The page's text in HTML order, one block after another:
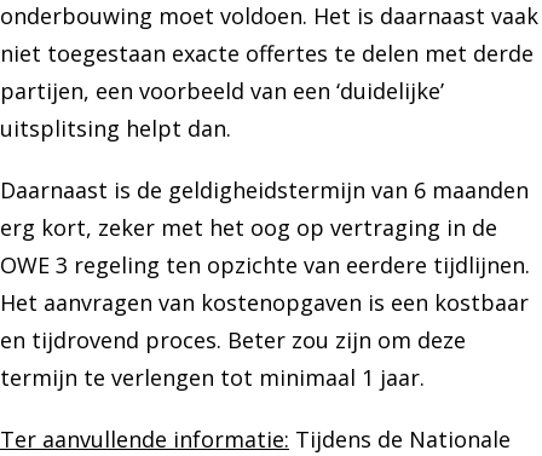
onderbouwing moet voldoen. Het is daarnaast vaak
niet toegestaan exacte offertes te delen met derde
partijen, een voorbeeld van een ‘duidelijke’
uitsplitsing helpt dan.
Daarnaast is de geldigheidstermijn van 6 maanden
erg kort, zeker met het oog op vertraging in de
OWE 3 regeling ten opzichte van eerdere tijdlijnen.
Het aanvragen van kostenopgaven is een kostbaar
en tijdrovend proces. Beter zou zijn om deze
termijn te verlengen tot minimaal 1 jaar.
Ter aanvullende informatie: Tijdens de Nationale